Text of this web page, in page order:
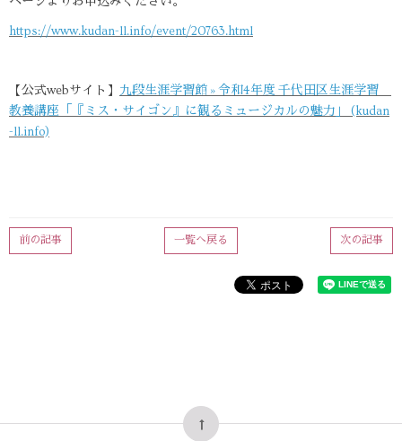
https://www.kudan-ll.info/event/20763.html
【公式webサイト】 九段生涯学習館 » 令和4年度 千代田区生涯学習
教養講座「『ミス・サイゴン』に観るミュージカルの魅力」 (kudan
-ll.info)
次の記事
一覧へ戻る
前の記事